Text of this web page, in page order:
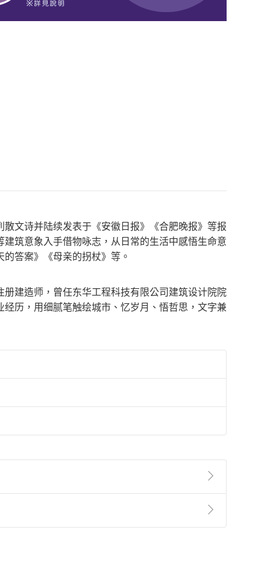
文诗并陆续发表于《安徽日报》《合肥晚报》等报
筑意象入手借物咏志，从日常的生活中感悟生命意
答案》《母亲的拐杖》等。
建造师，曾任东华工程科技有限公司建筑设计院院
历，用细腻笔触绘城市、忆岁月、悟哲思，文字兼
第2條第5款之規定，「非以有形媒介提供之數位